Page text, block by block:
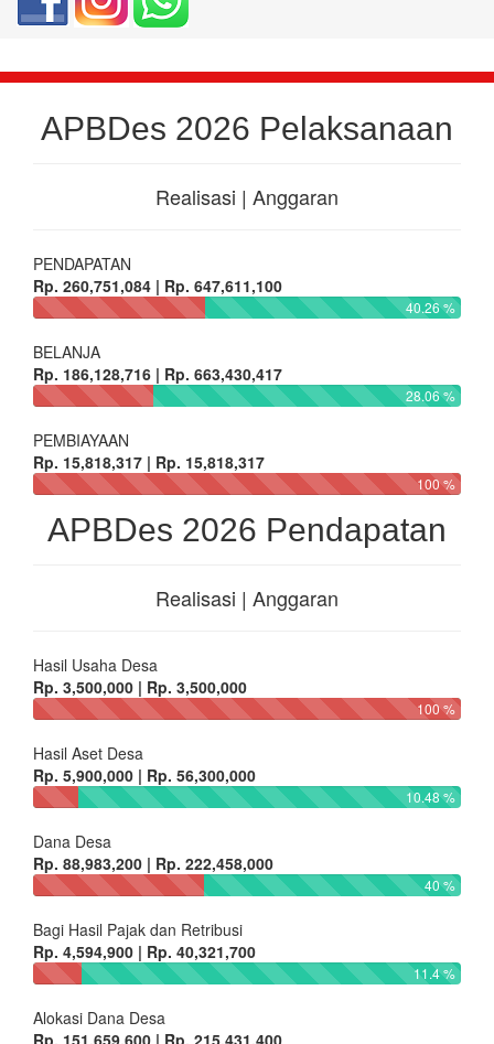
APBDes 2026 Pelaksanaan
Realisasi | Anggaran
PENDAPATAN
Rp. 260,751,084 | Rp. 647,611,100
40.26 %
BELANJA
Rp. 186,128,716 | Rp. 663,430,417
28.06 %
PEMBIAYAAN
Rp. 15,818,317 | Rp. 15,818,317
100 %
APBDes 2026 Pendapatan
Realisasi | Anggaran
Hasil Usaha Desa
Rp. 3,500,000 | Rp. 3,500,000
100 %
Hasil Aset Desa
Rp. 5,900,000 | Rp. 56,300,000
10.48 %
Dana Desa
Rp. 88,983,200 | Rp. 222,458,000
40 %
Bagi Hasil Pajak dan Retribusi
Rp. 4,594,900 | Rp. 40,321,700
11.4 %
Alokasi Dana Desa